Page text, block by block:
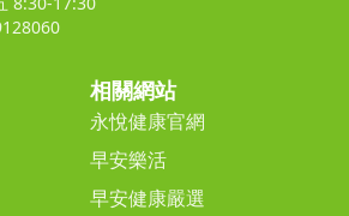
相關網站
永悅健康官網
早安樂活
早安健康嚴選